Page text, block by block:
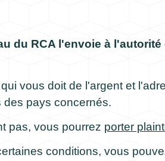
du RCA l'envoie à l'autorité
vous doit de l'argent et
des pays concernés.
pas, vous pourrez porter
conditions, vous